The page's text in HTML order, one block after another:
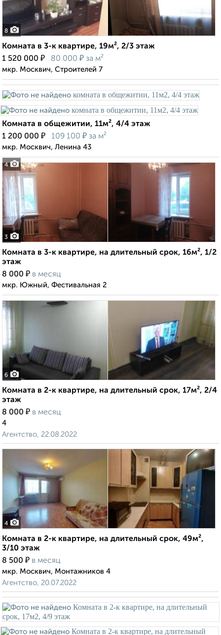
8
Комната в 3-к квартире, 19м², 2/3 этаж
1 520 000 ₽ 80 000 ₽ за м²
мкр. Москвич, Строителей 7
4
Комната в общежитии, 11м², 4/4 этаж
1 200 000 ₽ 109 100 ₽ за м²
мкр. Москвич, Ленина 43
3
Комната в 3-к квартире, на длительный срок, 16м², 1/2
этаж
8 000 ₽ в месяц
мкр. Южный, Фестивальная 2
6
Комната в 2-к квартире, на длительный срок, 17м², 2/4
этаж
8 000 ₽ в месяц
4
Агентство, 22.08.2022
4
Комната в 2-к квартире, на длительный срок, 49м²,
3/10 этаж
8 500 ₽ в месяц
мкр. Москвич, Монтажников 4
Агентство, 20.07.2022